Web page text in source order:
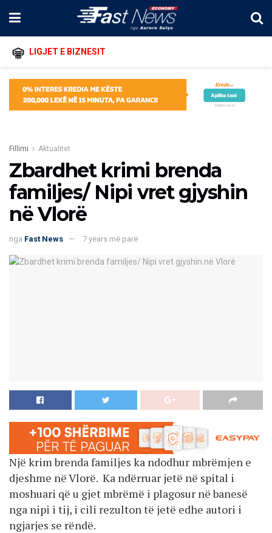
LIGJET E BIZNESIT
Fillimi Aktualitet
Zbardhet krimi brenda
familjes/ Nipi vret gjyshin
në Vlorë
nga Fast News 7 years më parë
Një krim brenda familjes ka ndodhur mbrëmjen e
djeshme në Vlorë. Ka ndërruar jetë në spital i
moshuari që u gjet mbrëmë i plagosur në banesë
nga nipi i tij, i cili rezulton të jetë edhe autori i
ngjarjes se rëndë.